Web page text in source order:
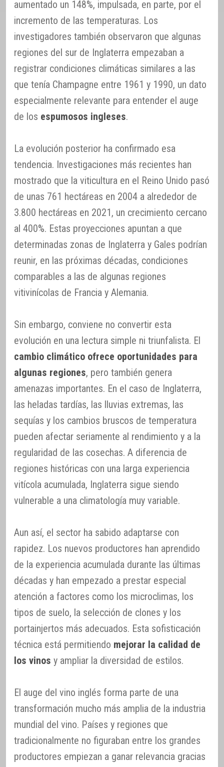
aumentado un 148%, impulsada, en parte, por el
incremento de las temperaturas. Los
investigadores también observaron que algunas
regiones del sur de Inglaterra empezaban a
registrar condiciones climáticas similares a las
que tenía Champagne entre 1961 y 1990, un dato
especialmente relevante para entender el auge
de los espumosos ingleses.
La evolución posterior ha confirmado esa
tendencia. Investigaciones más recientes han
mostrado que la viticultura en el Reino Unido pasó
de unas 761 hectáreas en 2004 a alrededor de
3.800 hectáreas en 2021, un crecimiento cercano
al 400%. Estas proyecciones apuntan a que
determinadas zonas de Inglaterra y Gales podrían
reunir, en las próximas décadas, condiciones
comparables a las de algunas regiones
vitivinícolas de Francia y Alemania.
Sin embargo, conviene no convertir esta
evolución en una lectura simple ni triunfalista. El
cambio climático ofrece oportunidades para
algunas regiones, pero también genera
amenazas importantes. En el caso de Inglaterra,
las heladas tardías, las lluvias extremas, las
sequías y los cambios bruscos de temperatura
pueden afectar seriamente al rendimiento y a la
regularidad de las cosechas. A diferencia de
regiones históricas con una larga experiencia
vitícola acumulada, Inglaterra sigue siendo
vulnerable a una climatología muy variable.
Aun así, el sector ha sabido adaptarse con
rapidez. Los nuevos productores han aprendido
de la experiencia acumulada durante las últimas
décadas y han empezado a prestar especial
atención a factores como los microclimas, los
tipos de suelo, la selección de clones y los
portainjertos más adecuados. Esta sofisticación
técnica está permitiendo mejorar la calidad de
los vinos y ampliar la diversidad de estilos.
El auge del vino inglés forma parte de una
transformación mucho más amplia de la industria
mundial del vino. Países y regiones que
tradicionalmente no figuraban entre los grandes
productores empiezan a ganar relevancia gracias